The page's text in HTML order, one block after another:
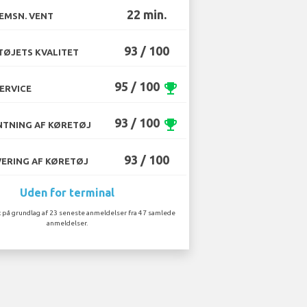
VENT 22 min.
KVALITET 93 / 100
95 / 100 emoji_events
AF KØRETØJ 93 / 100 emoji_events
AF KØRETØJ 93 / 100
Uden for terminal
grundlag af 23 seneste anmeldelser fra 47 samlede
anmeldelser.